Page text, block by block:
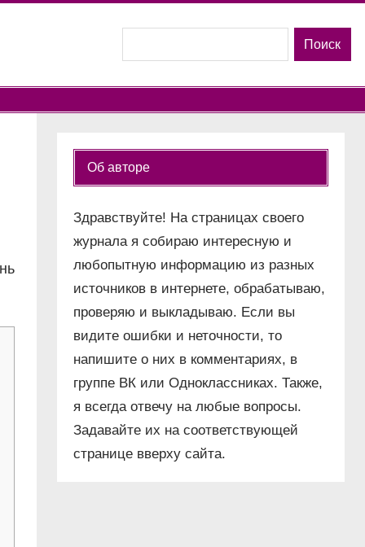
Поиск
Об авторе
Здравствуйте! На страницах своего
журнала я собираю интересную и
любопытную информацию из разных
источников в интернете, обрабатываю,
проверяю и выкладываю. Если вы
видите ошибки и неточности, то
напишите о них в комментариях, в
группе ВК или Одноклассниках. Также,
я всегда отвечу на любые вопросы.
Задавайте их на соответствующей
странице вверху сайта.